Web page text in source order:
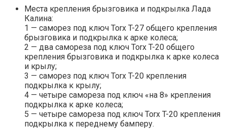
Места крепления брызговика и подкрылка Лада
Калина:
1 — саморез под ключ Torx T-27 общего крепления
брызговика и подкрылка к арке колеса;
2 — два самореза под ключ Torx T-20 общего
крепления брызговика и подкрылка к арке колеса
и крылу;
3 — саморез под ключ Torx T-20 крепления
подкрылка к крылу;
4 — четыре самореза под ключ «на 8» крепления
подкрылка к арке колеса;
5 — четыре самореза под ключ Torx T-20 крепления
подкрылка к переднему бамперу.